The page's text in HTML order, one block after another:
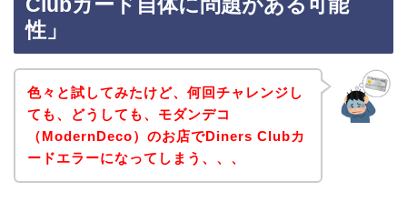
性」
色々と試してみたけど、何回チャレンジし
ても、どうしても、モダンデコ
（ModernDeco）のお店でDiners Clubカ
ードエラーになってしまう、、、